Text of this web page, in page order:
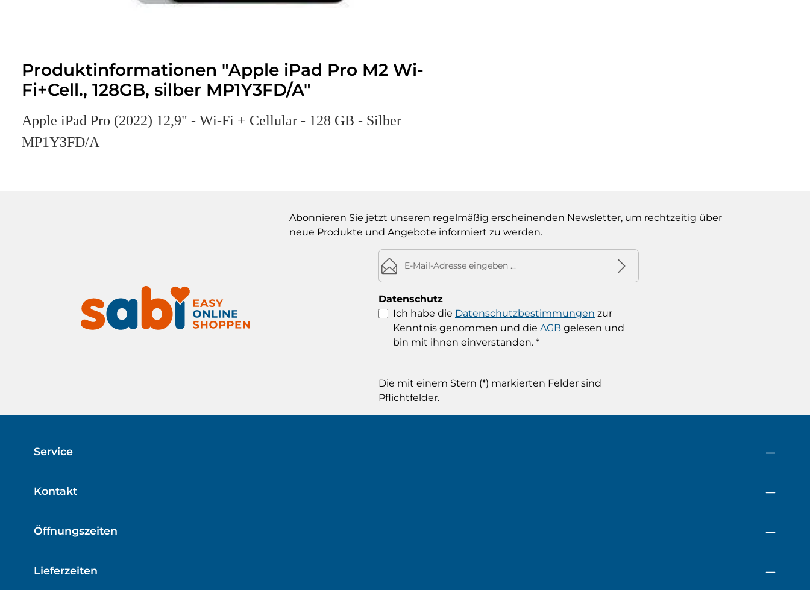
Produktinformationen "Apple iPad Pro M2 Wi-
Fi+Cell., 128GB, silber MP1Y3FD/A"
Apple iPad Pro (2022) 12,9" - Wi-Fi + Cellular - 128 GB - Silber
MP1Y3FD/A
Abonnieren Sie jetzt unseren regelmäßig erscheinenden Newsletter, um rechtzeitig über
neue Produkte und Angebote informiert zu werden.
E-Mail-Adresse*
Datenschutz
Ich habe die Datenschutzbestimmungen zur
Kenntnis genommen und die AGBgelesen und
bin mit ihnen einverstanden. *
Die mit einem Stern (*) markierten Felder sind
Pflichtfelder.
Kontakt
Öffnungszeiten
Service
Lieferzeiten